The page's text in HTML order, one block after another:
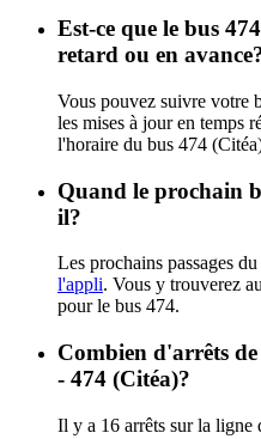
Est-ce que le bus
retard ou en
Vous pouvez suivre votre
les mises à jour en temps
l'horaire du bus 474
Quand le prochain
il?
Les prochains passages
l'appli. Vous y trouverez
pour le bus 474.
Combien d'arrêts
- 474 (Citéa)?
Il y a 16 arrêts sur la ligne